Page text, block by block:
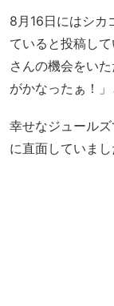
8月16日にはシカ
ていると投稿し
さんの機会をい
がかなったぁ！」
幸せなジュール
に直面していまし